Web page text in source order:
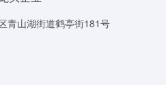
青山湖街道鹤亭街181号